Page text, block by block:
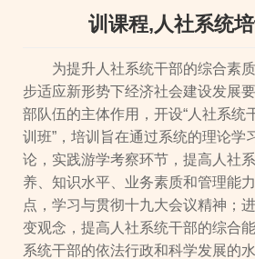
训课程,人社系统
为提升人社系统干部的综合素
步适应新形势下经济社会建设发展
部队伍的主体作用，开设“人社系统
训班”，培训旨在通过系统的理论学
论，实践游学考察环节，提高人社
养、知识水平、业务素质和管理能
点，学习与贯彻十九大会议精神；
变观念，提高人社系统干部的综合
系统干部的依法行政和科学发展的